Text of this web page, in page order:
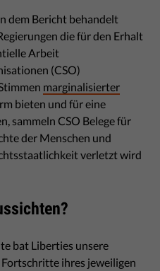
dem Bericht behandelt
die für den Erhalt
Arbeit
(CSO)
marginalisierter
bieten und für eine
sammeln CSO Belege für
der Menschen und
verletzt wird
bat Liberties unsere
ihres jeweiligen